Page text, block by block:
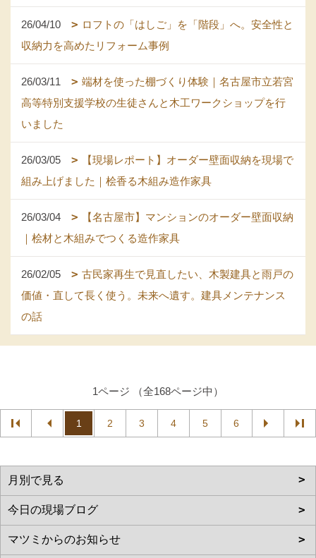
26/04/10
ロフトの「はしご」を「階段」へ。安全性と
収納力を高めたリフォーム事例
26/03/11
端材を使った棚づくり体験｜名古屋市立若宮
高等特別支援学校の生徒さんと木工ワークショップを行
いました
26/03/05
【現場レポート】オーダー壁面収納を現場で
組み上げました｜桧香る木組み造作家具
26/03/04
【名古屋市】マンションのオーダー壁面収納
｜桧材と木組みでつくる造作家具
26/02/05
古民家再生で見直したい、木製建具と雨戸の
価値・直して長く使う。未来へ遺す。建具メンテナンス
の話
1ページ （全168ページ中）
1 2 3 4 5 6